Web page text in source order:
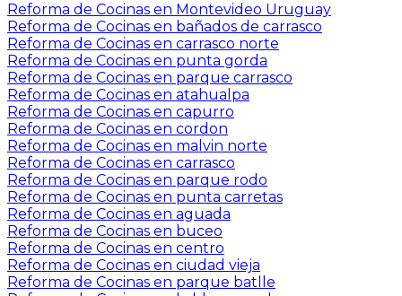
Reforma de Cocinas en Montevideo Uruguay
Reforma de Cocinas en bañados de carrasco
Reforma de Cocinas en carrasco norte
Reforma de Cocinas en punta gorda
Reforma de Cocinas en parque carrasco
Reforma de Cocinas en atahualpa
Reforma de Cocinas en capurro
Reforma de Cocinas en cordon
Reforma de Cocinas en malvin norte
Reforma de Cocinas en carrasco
Reforma de Cocinas en parque rodo
Reforma de Cocinas en punta carretas
Reforma de Cocinas en aguada
Reforma de Cocinas en buceo
Reforma de Cocinas en centro
Reforma de Cocinas en ciudad vieja
Reforma de Cocinas en parque batlle